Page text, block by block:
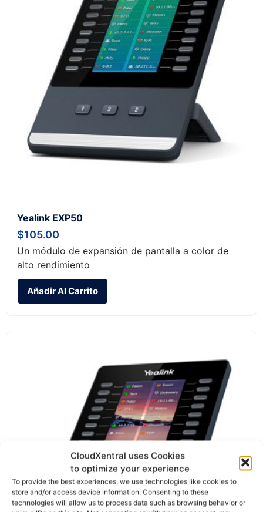
CloudXentral uses Cookies
to optimize your experience
To provide the best experiences, we use technologies like cookies to
store and/or access device information. Consenting to these
technologies will allow us to process data such as browsing behavior or
Yealink EXP50
$105.00
Un módulo de expansión de pantalla a color de
alto rendimiento
Añadir Al Carrito